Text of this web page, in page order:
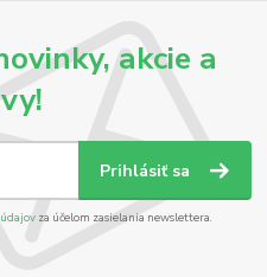
akcie a
Prihlásiť sa
za účelom zasielania newslettera.